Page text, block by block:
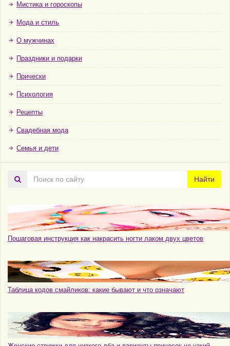
Мистика и гороскопы
Мода и стиль
О мужчинах
Праздники и подарки
Прически
Психология
Рецепты
Свадебная мода
Семья и дети
Поиск
по
Найти
Пошаговая инструкция как накрасить ногти лаком двух цветов
Таблица кодов смайликов: какие бывают и что означают